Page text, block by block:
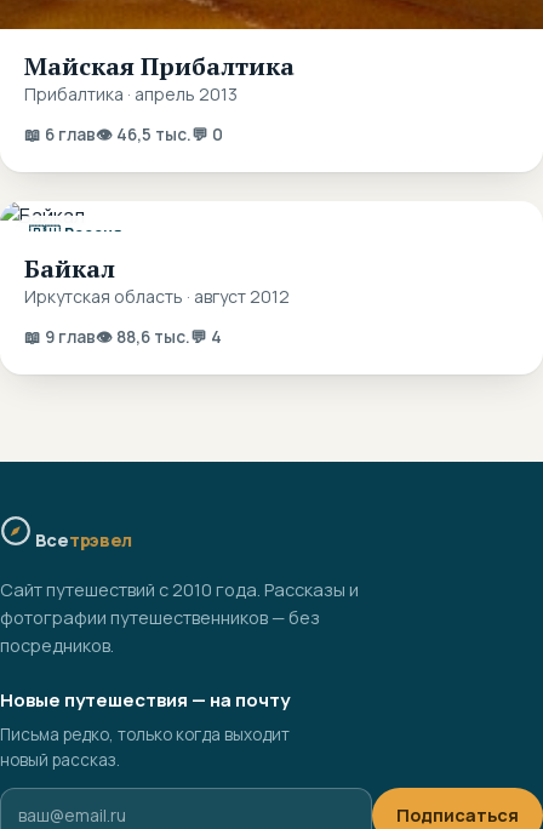
Майская Прибалтика
Прибалтика · апрель 2013
📖 6 глав👁 46,5 тыс.💬 0
🇷🇺 Россия
Байкал
Иркутская область · август 2012
📖 9 глав👁 88,6 тыс.💬 4
Всетрэвел
Сайт путешествий с 2010 года. Рассказы и
фотографии путешественников — без
посредников.
Новые путешествия — на почту
Письма редко, только когда выходит
новый рассказ.
Подписаться